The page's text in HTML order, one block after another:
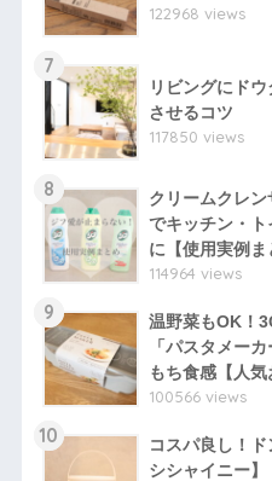
122968 views
7
リビングにド
させるコツ
117850 views
8
クリームクレ
でキッチン・ト
に【使用実例ま
114964 views
9
温野菜もOK！
「パスタメー
もち食感【人気
100566 views
10
コスパ良し！
シシャイニー